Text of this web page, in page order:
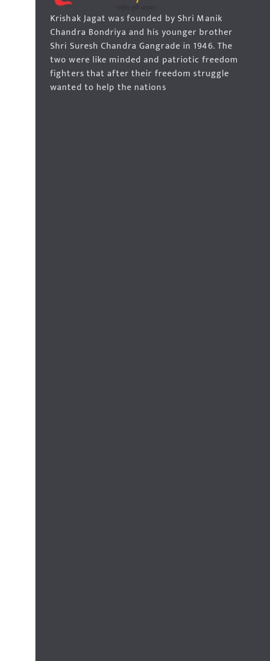
Krishak Jagat was founded by Shri Manik
Chandra Bondriya and his younger brother
Shri Suresh Chandra Gangrade in 1946. The
two were like minded and patriotic freedom
fighters that after their freedom struggle
wanted to help the nations